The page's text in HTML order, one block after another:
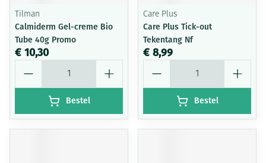
Tilman
Calmiderm Gel-creme Bio
Tube 40g Promo
€ 10,30
Bestel
Care Plus
Care Plus Tick-out
Tekentang Nf
€ 8,99
Bestel